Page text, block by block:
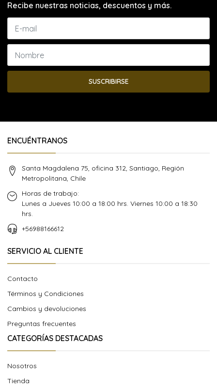
Recibe nuestras noticias, descuentos y más.
SUSCRIBIRSE
ENCUÉNTRANOS
Santa Magdalena 75, oficina 312, Santiago, Región
Metropolitana, Chile
Horas de trabajo:
Lunes a Jueves 10:00 a 18:00 hrs. Viernes 10:00 a 18:30
hrs.
+56988166612
SERVICIO AL CLIENTE
Contacto
Términos y Condiciones
Cambios y devoluciones
Preguntas frecuentes
CATEGORÍAS DESTACADAS
Nosotros
Tienda